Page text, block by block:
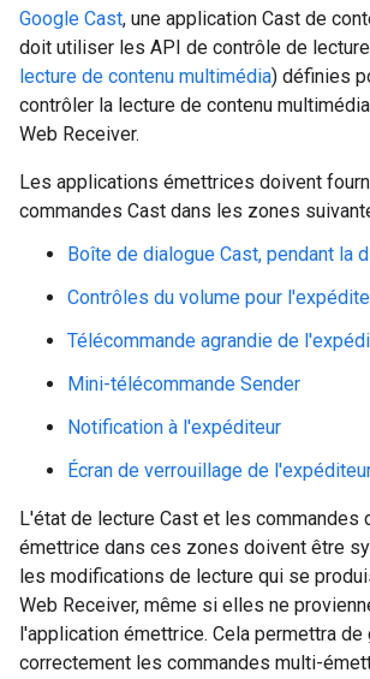
Google Cast, une application Cast de
doit utiliser les API de contrôle de
lecture de contenu multimédia) définies
contrôler la lecture de contenu
Web Receiver.
Les applications émettrices doivent
commandes Cast dans les zones
Boîte de dialogue Cast, pendant la
Contrôles du volume pour
Télécommande agrandie de
Mini-télécommande Sender
Notification à l'expéditeur
Écran de verrouillage de
L'état de lecture Cast et les commandes
émettrice dans ces zones doivent être
les modifications de lecture qui se
Web Receiver, même si elles ne
l'application émettrice. Cela permettra de
correctement les commandes multi-